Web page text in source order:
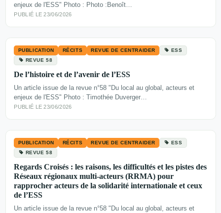
enjeux de l'ESS" Photo : Photo :Benoît…
PUBLIÉ LE 23/06/2026
PUBLICATION RÉCITS REVUE DE CENTRAIDER
ESS
REVUE 58
De l’histoire et de l’avenir de l’ESS
Un article issue de la revue n°58 "Du local au global, acteurs et
enjeux de l'ESS" Photo : Timothée Duverger…
PUBLIÉ LE 23/06/2026
PUBLICATION RÉCITS REVUE DE CENTRAIDER
ESS
REVUE 58
Regards Croisés : les raisons, les difficultés et les pistes des
Réseaux régionaux multi-acteurs (RRMA) pour
rapprocher acteurs de la solidarité internationale et ceux
de l’ESS
Un article issue de la revue n°58 "Du local au global, acteurs et